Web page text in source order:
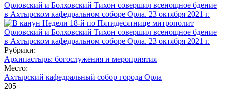
Рубрики:
Архипастырь: богослужения и мероприятия
Место:
Ахтырский кафедральный собор города Орла
205